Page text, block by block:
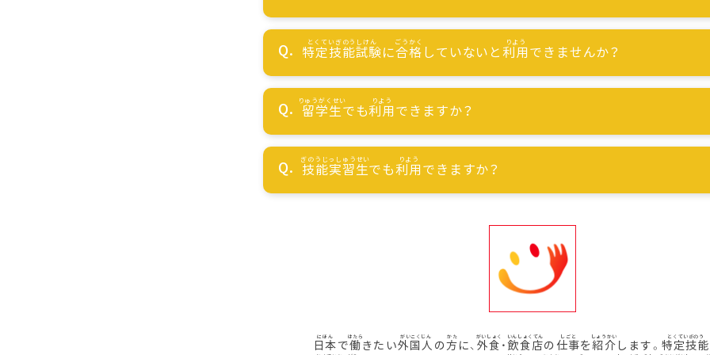
特定技能試験に合格 していないと利用できませんか？
留学生でも利用できますか？
技能実習生でも利用できますか？
日本で働きたい外国人 の方に、 外食 ・ 飲食店の 仕事を紹介 します。 特定技能